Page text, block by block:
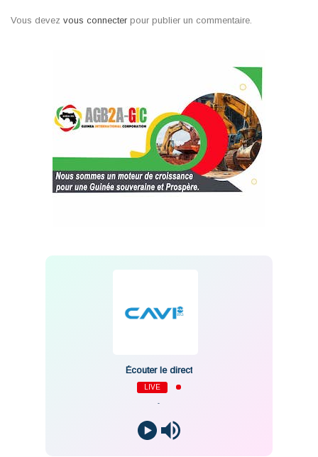
Vous devez vous connecter pour publier un commentaire.
Écouter le direct
LIVE